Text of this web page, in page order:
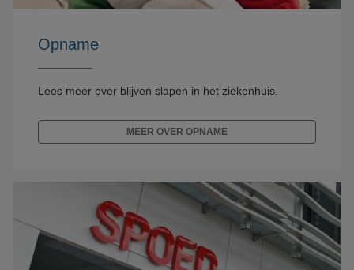
Opname
Lees meer over blijven slapen in het ziekenhuis.
MEER OVER OPNAME